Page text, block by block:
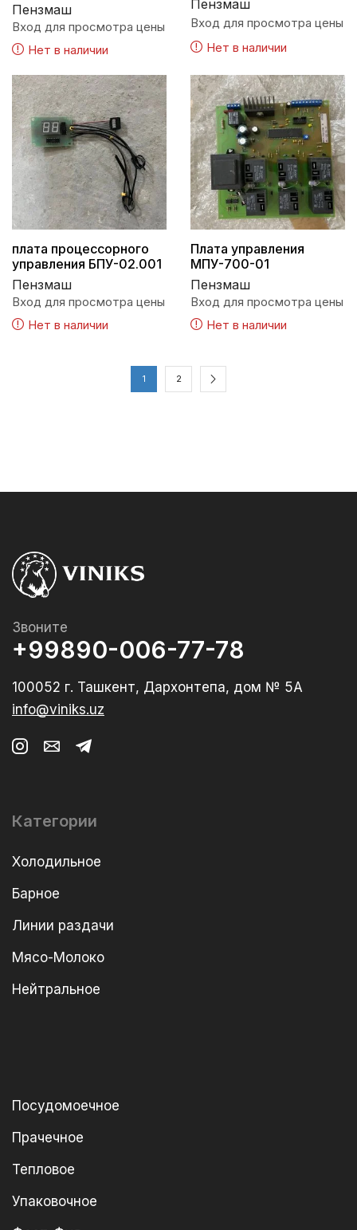
Пензмаш
Вход для просмотра цены
Нет в наличии
Пензмаш
Вход для просмотра цены
Нет в наличии
плата процессорного
управления БПУ-02.001
Пензмаш
Вход для просмотра цены
Нет в наличии
Плата управления
МПУ-700-01
Пензмаш
Вход для просмотра цены
Нет в наличии
1 2
Звоните
+99890-006-77-78
100052 г. Ташкент, Дархонтепа, дом № 5А
info@viniks.uz
Категории
Холодильное
Барное
Линии раздачи
Мясо-Молоко
Нейтральное
Посудомоечное
Прачечное
Тепловое
Упаковочное